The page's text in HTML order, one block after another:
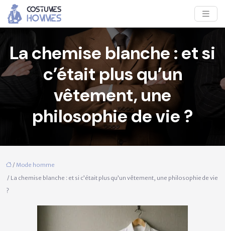
La chemise blanche : et si
c’était plus qu’un
vêtement, une
philosophie de vie ?
/ Mode homme
/ La chemise blanche : et si c’était plus qu’un vêtement, une philosophie de vie
?